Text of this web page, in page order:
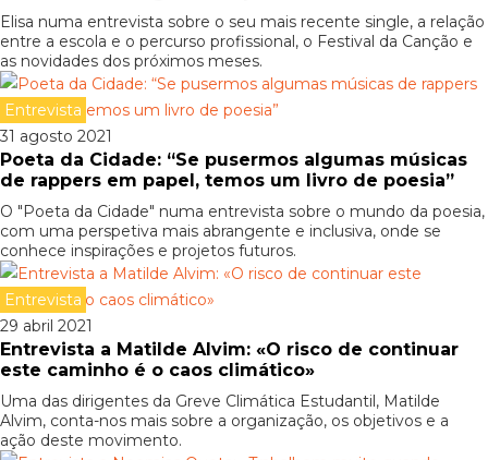
Elisa numa entrevista sobre o seu mais recente single, a relação
entre a escola e o percurso profissional, o Festival da Canção e
as novidades dos próximos meses.
Entrevista
31 agosto 2021
Poeta da Cidade: “Se pusermos algumas músicas
de rappers em papel, temos um livro de poesia”
O "Poeta da Cidade" numa entrevista sobre o mundo da poesia,
com uma perspetiva mais abrangente e inclusiva, onde se
conhece inspirações e projetos futuros.
Entrevista
29 abril 2021
Entrevista a Matilde Alvim: «O risco de continuar
este caminho é o caos climático»
Uma das dirigentes da Greve Climática Estudantil, Matilde
Alvim, conta-nos mais sobre a organização, os objetivos e a
ação deste movimento.